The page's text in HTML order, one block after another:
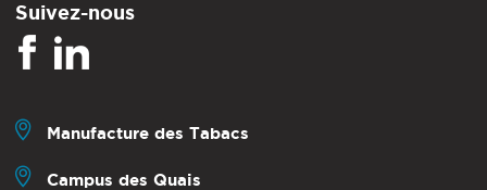
Suivez-nous
Manufacture des Tabacs
Campus des Quais